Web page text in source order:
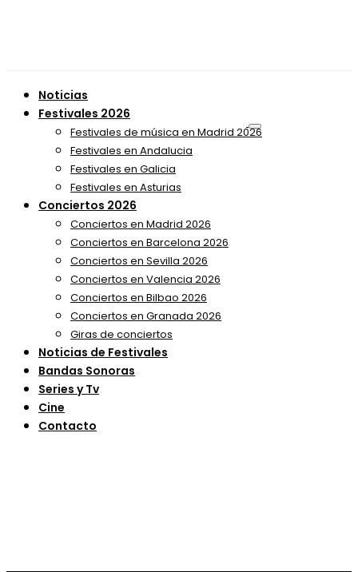
Noticias
Festivales 2026
Festivales de música en Madrid 2026
Festivales en Andalucia
Festivales en Galicia
Festivales en Asturias
Conciertos 2026
Conciertos en Madrid 2026
Conciertos en Barcelona 2026
Conciertos en Sevilla 2026
Conciertos en Valencia 2026
Conciertos en Bilbao 2026
Conciertos en Granada 2026
Giras de conciertos
Noticias de Festivales
Bandas Sonoras
Series y Tv
Cine
Contacto